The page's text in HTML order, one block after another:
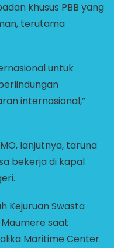
khusus PBB yang
terutama
untuk
internasional,”
lanjutnya, taruna
bekerja di kapal
Kejuruan Swasta
Maumere saat
Maritime Center